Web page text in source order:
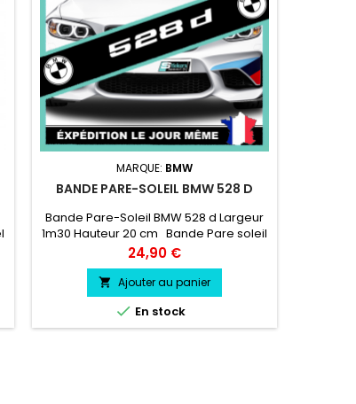
MARQUE: BMW
BANDE PARE-SOLEIL BMW 528 D
Bande Pare-Soleil BMW 528 d Largeur
1m30 Hauteur 20 cm Bande Pare soleil
couleur au choix Logo M3 couleur au
choix
Prix
24,90 €
 Ajouter au panier
 En stock